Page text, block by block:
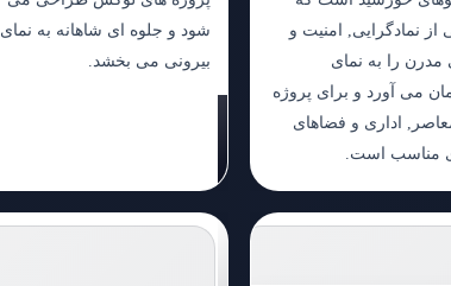
از نمادگرایی, امنیت و
مدرن را به نمای
می آورد و برای پروژه
اداری و فضاهای
مناسب است.
شود و جلوه ای شاهانه به نمای
بیرونی می بخشد.